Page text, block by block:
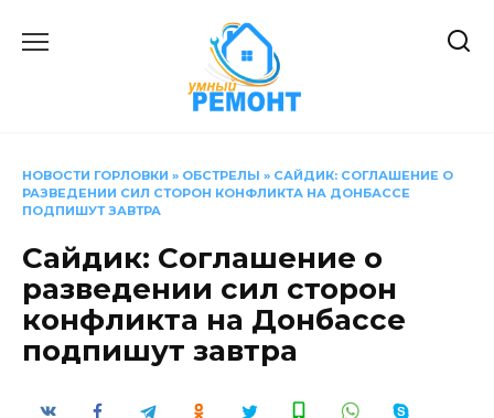
НОВОСТИ ГОРЛОВКИ » ОБСТРЕЛЫ » САЙДИК: СОГЛАШЕНИЕ О
РАЗВЕДЕНИИ СИЛ СТОРОН КОНФЛИКТА НА ДОНБАССЕ
ПОДПИШУТ ЗАВТРА
Сайдик: Соглашение о
разведении сил сторон
конфликта на Донбассе
подпишут завтра